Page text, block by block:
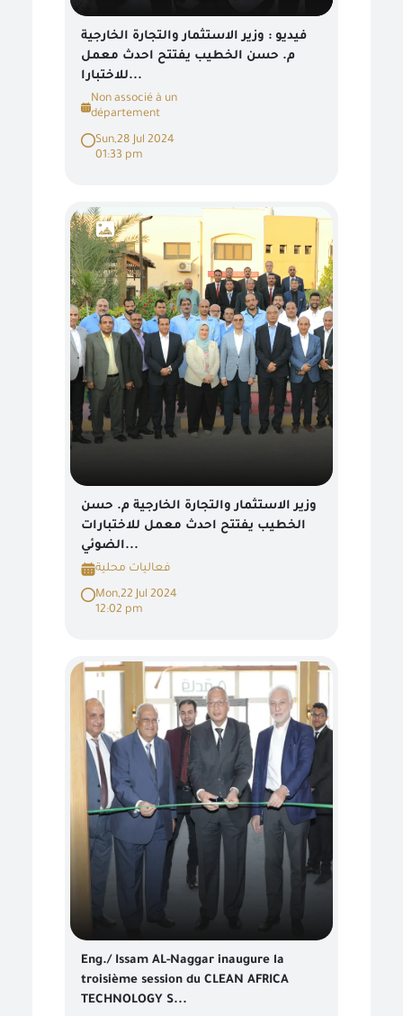
فيديو : وزير الاستثمار والتجارة الخارجية
م. حسن الخطيب يفتتح احدث معمل
للاختبارا...
Non associé à un
département
Sun,28 Jul 2024
01:33 pm
وزير الاستثمار والتجارة الخارجية م. حسن
الخطيب يفتتح احدث معمل للاختبارات
الضوئي...
فعاليات محلية
Mon,22 Jul 2024
12:02 pm
Eng./ Issam AL-Naggar inaugure la
troisième session du CLEAN AFRICA
TECHNOLOGY S...